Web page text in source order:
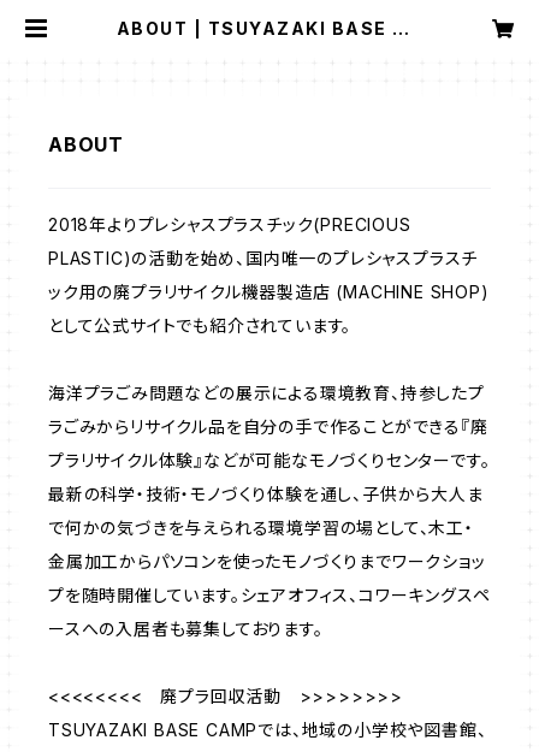
ABOUT | TSUYAZAKI BASE CA
ABOUT
2018年よりプレシャスプラスチック(PRECIOUS
PLASTIC)の活動を始め、国内唯一のプレシャスプラスチ
ック用の廃プラリサイクル機器製造店 (MACHINE SHOP)
として公式サイトでも紹介されています。
海洋プラごみ問題などの展示による環境教育、持参したプ
ラごみからリサイクル品を自分の手で作ることができる『廃
プラリサイクル体験』などが可能なモノづくりセンターです。
最新の科学・技術・モノづくり体験を通し、子供から大人ま
で何かの気づきを与えられる環境学習の場として、木工・
金属加工からパソコンを使ったモノづくりまでワークショッ
プを随時開催しています。シェアオフィス、コワーキングスペ
ースへの入居者も募集しております。
<<<<<<<< 廃プラ回収活動 >>>>>>>>
TSUYAZAKI BASE CAMPでは、地域の小学校や図書館、